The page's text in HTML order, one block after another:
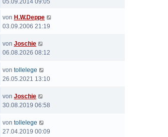
05.09.2014 09:05
von H.W.Deppe
03.09.2006 21:19
von Joschie
06.08.2026 08:12
von tollelege
26.05.2021 13:10
von Joschie
30.08.2019 06:58
von tollelege
27.04.2019 00:09